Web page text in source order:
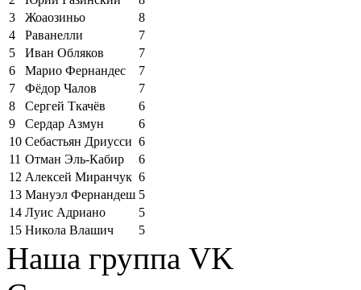
3
Жоаозиньо
8
4
Раванелли
7
5
Иван Обляков
7
6
Марио Фернандес
7
7
Фёдор Чалов
7
8
Сергей Ткачёв
6
9
Сердар Азмун
6
10 Себастьян Дриусси 6
11 Отман Эль-Кабир
6
12 Алексей Миранчук 6
13 Мануэл Фернандеш 5
14 Луис Адриано
5
15 Никола Влашич 5
Наша группа VK